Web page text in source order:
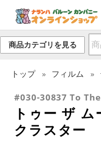
商品カテゴリを見る
トップ フィルム
#030-30837 To
トゥー ザ
クラスター